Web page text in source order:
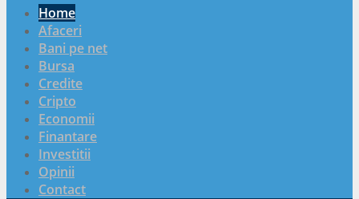
Home
Afaceri
Bani pe net
Bursa
Credite
Cripto
Economii
Finantare
Investitii
Opinii
Contact